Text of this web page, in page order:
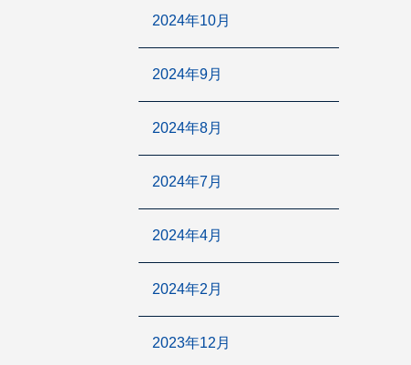
2024年10月
2024年9月
2024年8月
2024年7月
2024年4月
2024年2月
2023年12月